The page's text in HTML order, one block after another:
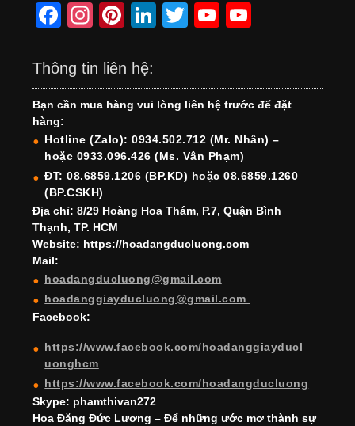
F
a
c
e
b
o
o
k
In
st
a
gr
a
m
Pi
nt
er
e
st
Li
n
e
dI
n
T
wi
er
Y
o
T
u
b
e
o
T
u
b
e
h
Thông tin liên hệ:
Bạn cần mua hàng vui lòng liên hệ trước để đặt
hàng:
Hotline (Zalo): 0934.502.712 (Mr. Nhân) –
hoặc 0933.096.426 (Ms. Vân Phạm)
ĐT: 08.6859.1206 (BP.KD) hoặc 08.6859.1260
(BP.CSKH)
Địa chỉ: 8/29 Hoàng Hoa Thám, P.7, Quận Bình
Thạnh, TP. HCM
Website: https://hoadangducluong.com
Mail:
hoadangducluong@gmail.com
hoadanggiayducluong@gmail.com
Facebook:
https://www.facebook.com/hoadanggiayducl
uonghcm
https://www.facebook.com/hoadangducluong
Skype: phamthivan272
Hoa Đăng Đức Lương – Để những ước mơ thành sự